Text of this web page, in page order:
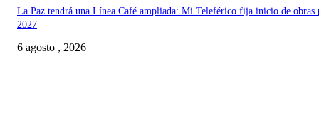
La Paz tendrá una Línea Café ampliada: Mi Teleférico fija inicio de obras
2027
6 agosto , 2026